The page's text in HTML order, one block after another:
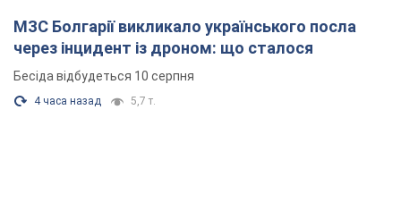
МЗС Болгарії викликало українського посла
через інцидент із дроном: що сталося
Бесіда відбудеться 10 серпня
4 часа назад 5,7 т.